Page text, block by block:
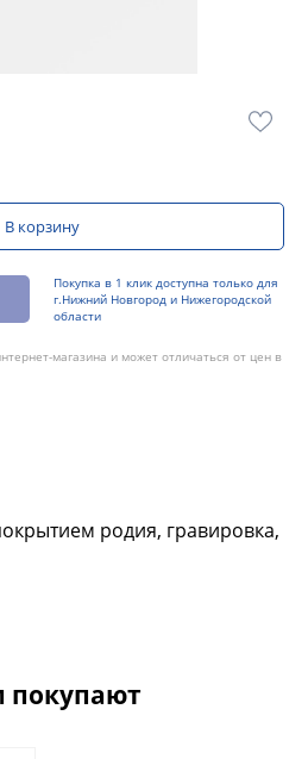
В корзину
Покупка в 1 клик доступна только для
г.Нижний Новгород и Нижегородской
области
магазина и может отличаться от цен в
родия, гравировка,
покупают